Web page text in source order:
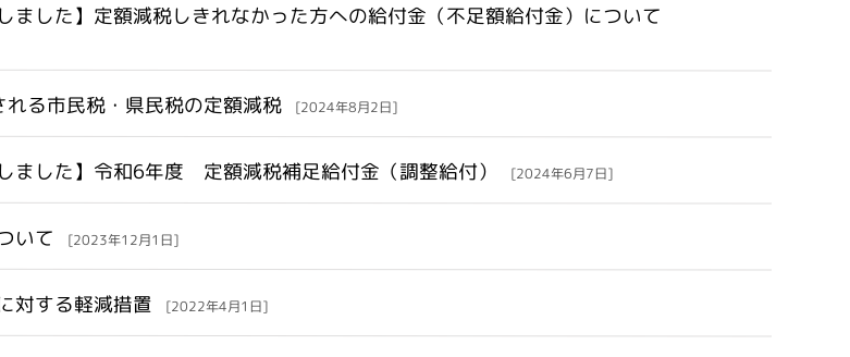
ました】定額減税しきれなかった方への給付金（不足額給付金）について
る市民税・県民税の定額減税 [2024年8月2日]
ました】令和6年度 定額減税補足給付金（調整給付） [2024年6月7日]
いて [2023年12月1日]
対する軽減措置 [2022年4月1日]